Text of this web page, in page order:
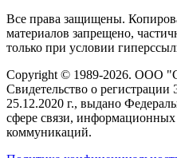
Все права защищены.
материалов запрещено,
только при условии
Copyright © 1989-2026. ООО
Свидетельство о
25.12.2020 г., выдано
сфере связи,
коммуникаций.